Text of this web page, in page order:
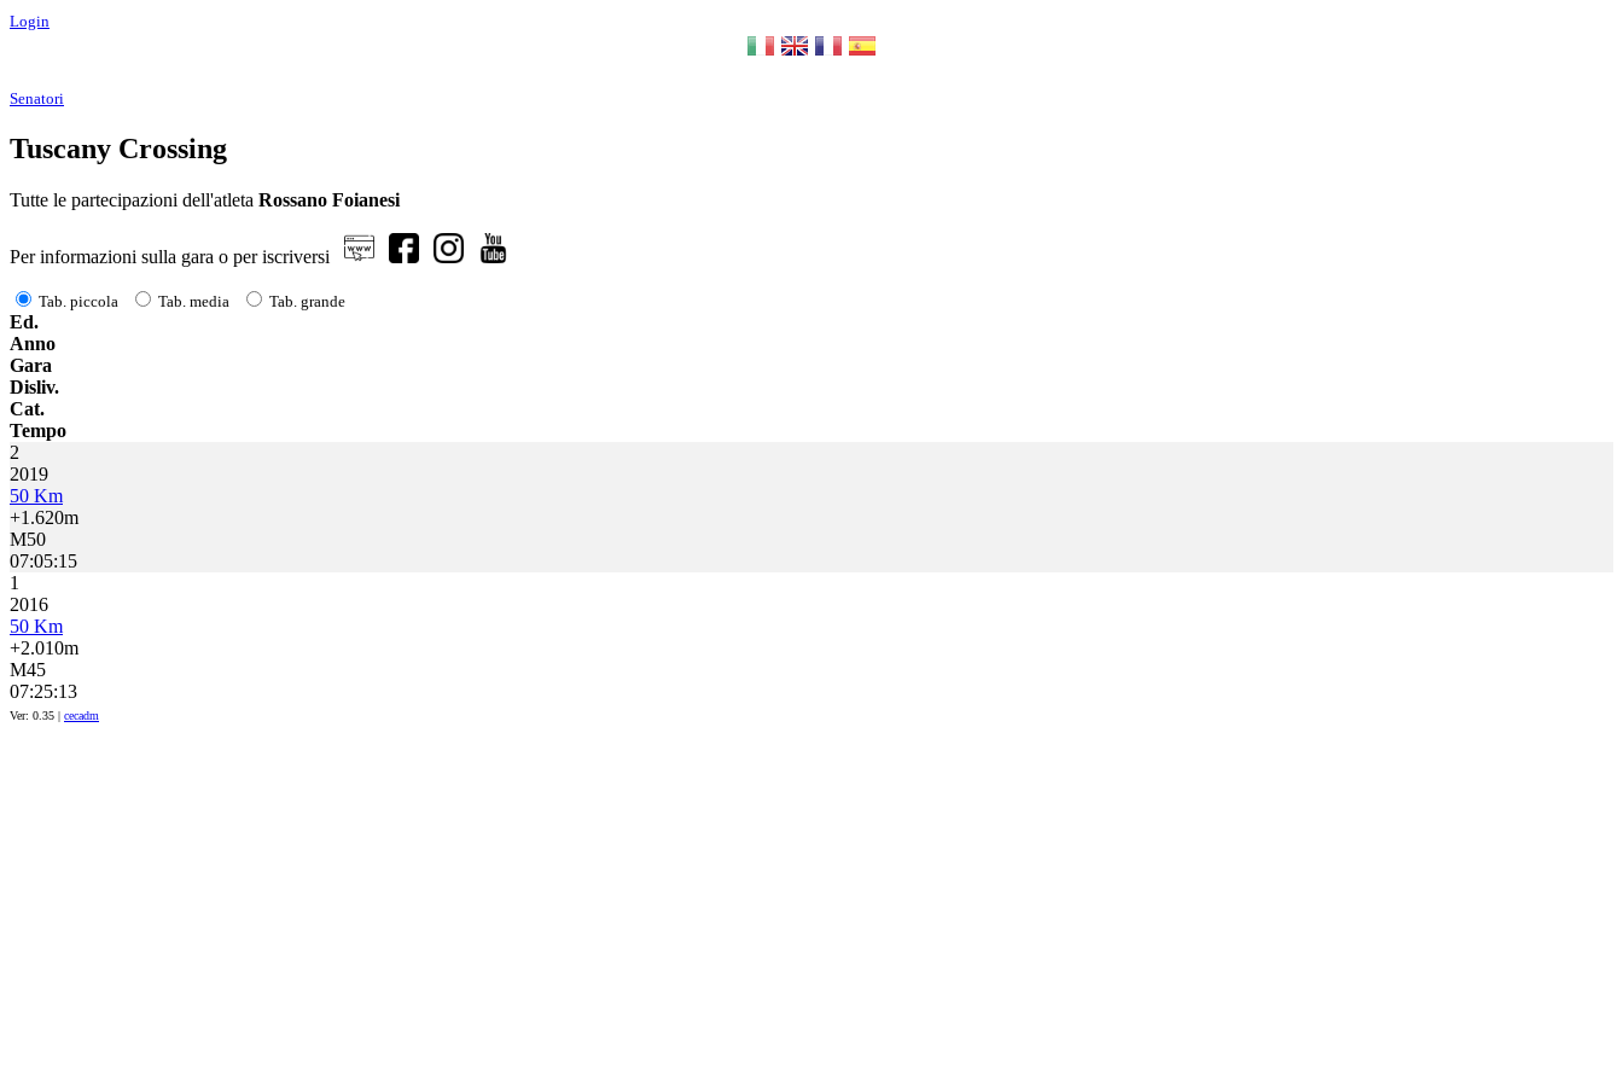
Login
Senatori
Tuscany Crossing
Tutte le partecipazioni dell'atleta Rossano Foianesi
Per informazioni sulla gara o per iscriversi
Tab. piccola Tab. media Tab. grande
Ed.
Anno
Gara
Disliv.
Cat.
Tempo
2
2019
50 Km
+1.620m
M50
07:05:15
1
2016
50 Km
+2.010m
M45
07:25:13
Ver: 0.35 | cecadm